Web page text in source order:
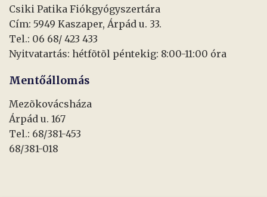
Csiki Patika Fiókgyógyszertára
Cím: 5949 Kaszaper, Árpád u. 33.
Tel.: 06 68/ 423 433
Nyitvatartás: hétfõtõl péntekig: 8:00-11:00 óra
Mentőállomás
Mezõkovácsháza
Árpád u. 167
Tel.: 68/381-453
68/381-018